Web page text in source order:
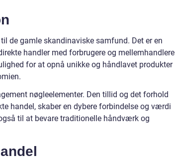
de gamle skandinaviske samfund. Det er en
handler med forbrugere og mellemhandlere
for at opnå unikke og håndlavet produkter
nøgleelementer. Den tillid og det forhold
handel, skaber en dybere forbindelse og værdi
til at bevare traditionelle håndværk og